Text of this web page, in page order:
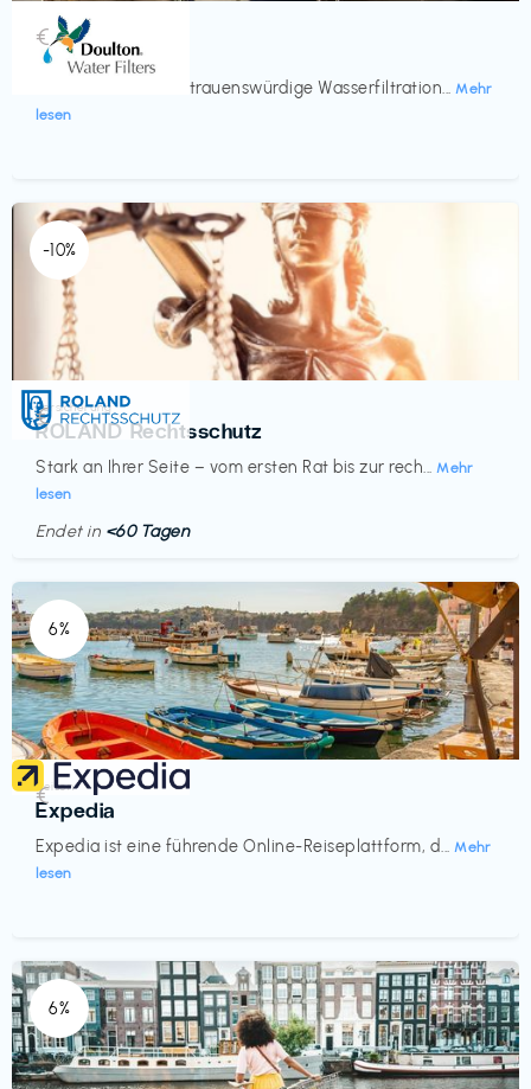
Küche & Haushalt
Doulton
Seit 200 Jahren vertrauenswürdige Wasserfiltration... Mehr
lesen
€‎
-10%
Versicherung
ROLAND Rechtsschutz
Stark an Ihrer Seite – vom ersten Rat bis zur rech... Mehr
lesen
€‎
Endet in <60 Tagen
6%
Reisen
Expedia
Expedia ist eine führende Online-Reiseplattform, d... Mehr
lesen
€‎
6%